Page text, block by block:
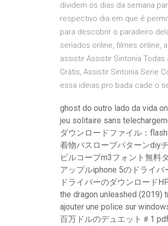
dividem os dias da semana
respectivo dia em que é
para descobrir o paradeiro
seriados online, filmes online,
assistir Assistir Sintonia
Grátis, Assistir Sintonia Serie
essa ideias pro bada cade o
ghost do outro lado da vida
jeu solitaire sans
ダウンロードファイル：
着物バスローブパターンdiy
ビルコープm3フォント無料
アップルiphone 5のドライバ
ドライバーのダウンロード
the dragon unleashed (2019)
ajouter une police sur
百万ドルのデュエット＃1